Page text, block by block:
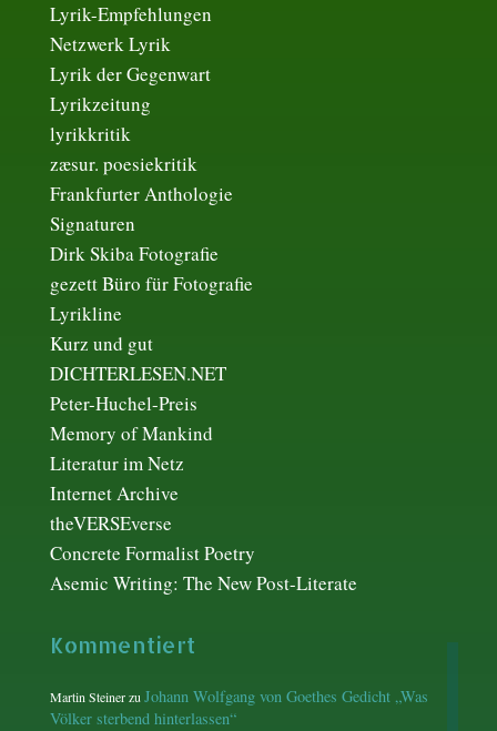
Lyrik-Empfehlungen
Netzwerk Lyrik
Lyrik der Gegenwart
Lyrikzeitung
lyrikkritik
zæsur. poesiekritik
Frankfurter Anthologie
Signaturen
Dirk Skiba Fotografie
gezett Büro für Fotografie
Lyrikline
Kurz und gut
DICHTERLESEN.NET
Peter-Huchel-Preis
Memory of Mankind
Literatur im Netz
Internet Archive
theVERSEverse
Concrete Formalist Poetry
Asemic Writing: The New Post-Literate
Kommentiert
Martin SteinerzuJohann Wolfgang von Goethes Gedicht „Was
Völker sterbend hinterlassen“